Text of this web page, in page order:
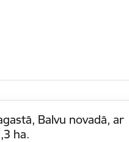
Balvu novadā, ar
ha.